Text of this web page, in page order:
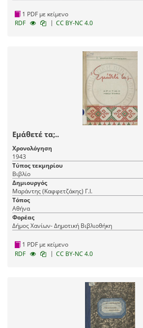
1 PDF με κείμενο
RDF
| CC BY-NC 4.0
Εμάθετέ τα;..
Χρονολόγηση
1943
Τύπος τεκμηρίου
Βιβλίο
Δημιουργός
Μαράντης (Καφφετζάκης) Γ.Ι.
Τόπος
Αθήνα
Φορέας
Δήμος Χανίων- Δημοτική Βιβλιοθήκη
1 PDF με κείμενο
RDF
| CC BY-NC 4.0